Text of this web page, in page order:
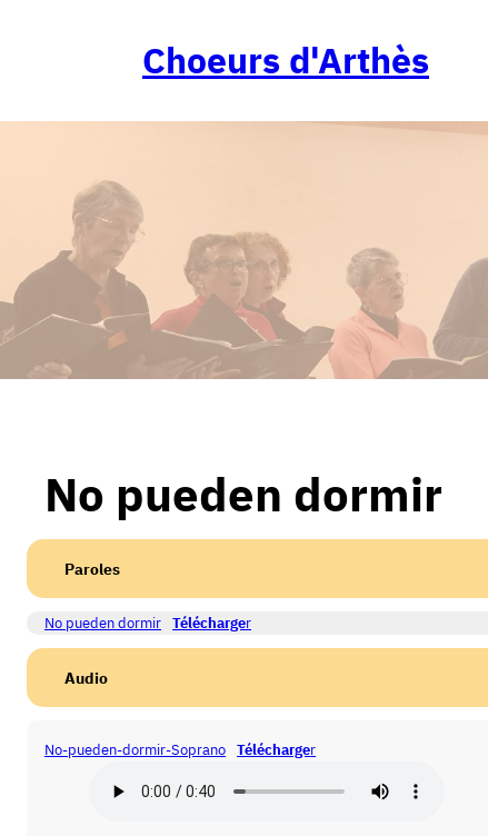
Choeurs d'Arthès
No pueden dormir
Paroles
No pueden dormir Télécharger
Audio
No-pueden-dormir-Soprano Télécharger